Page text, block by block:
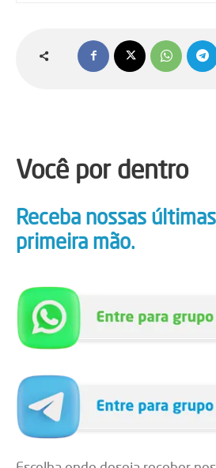
Você por dentro
Receba nossas
primeira mão.